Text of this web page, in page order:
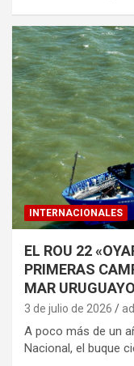
INTERNACIONALES
EL ROU 22
PRIMERAS
MAR URUGUAYO
3 de julio de 2026
A poco más de un
Nacional, el buque